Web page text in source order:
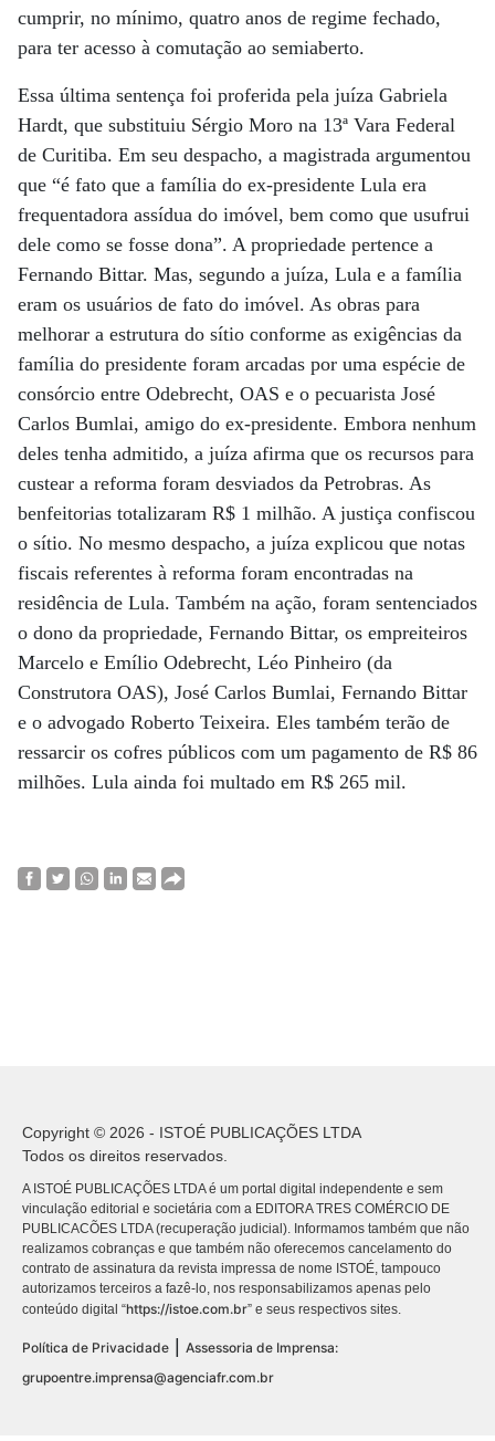
cumprir, no mínimo, quatro anos de regime fechado,
para ter acesso à comutação ao semiaberto.
Essa última sentença foi proferida pela juíza Gabriela
Hardt, que substituiu Sérgio Moro na 13ª Vara Federal
de Curitiba. Em seu despacho, a magistrada argumentou
que “é fato que a família do ex-presidente Lula era
frequentadora assídua do imóvel, bem como que usufrui
dele como se fosse dona”. A propriedade pertence a
Fernando Bittar. Mas, segundo a juíza, Lula e a família
eram os usuários de fato do imóvel. As obras para
melhorar a estrutura do sítio conforme as exigências da
família do presidente foram arcadas por uma espécie de
consórcio entre Odebrecht, OAS e o pecuarista José
Carlos Bumlai, amigo do ex-presidente. Embora nenhum
deles tenha admitido, a juíza afirma que os recursos para
custear a reforma foram desviados da Petrobras. As
benfeitorias totalizaram R$ 1 milhão. A justiça confiscou
o sítio. No mesmo despacho, a juíza explicou que notas
fiscais referentes à reforma foram encontradas na
residência de Lula. Também na ação, foram sentenciados
o dono da propriedade, Fernando Bittar, os empreiteiros
Marcelo e Emílio Odebrecht, Léo Pinheiro (da
Construtora OAS), José Carlos Bumlai, Fernando Bittar
e o advogado Roberto Teixeira. Eles também terão de
ressarcir os cofres públicos com um pagamento de R$ 86
milhões. Lula ainda foi multado em R$ 265 mil.
Copyright © 2026 - ISTOÉ PUBLICAÇÕES LTDA
Todos os direitos reservados.
A ISTOÉ PUBLICAÇÕES LTDA é um portal digital independente e sem
vinculação editorial e societária com a EDITORA TRES COMÉRCIO DE
PUBLICACÕES LTDA (recuperação judicial). Informamos também que não
realizamos cobranças e que também não oferecemos cancelamento do
contrato de assinatura da revista impressa de nome ISTOÉ, tampouco
autorizamos terceiros a fazê-lo, nos responsabilizamos apenas pelo
conteúdo digital “https://istoe.com.br” e seus respectivos sites.
Política de Privacidade
Assessoria de Imprensa:
grupoentre.imprensa@agenciafr.com.br